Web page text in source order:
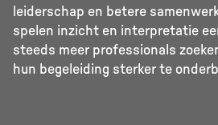
leiderschap en betere
spelen inzicht en interpretatie
steeds meer professionals
hun begeleiding sterker te